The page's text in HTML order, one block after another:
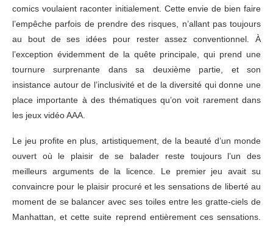
comics voulaient raconter initialement. Cette envie de bien faire
l’empêche parfois de prendre des risques, n’allant pas toujours
au bout de ses idées pour rester assez conventionnel. À
l’exception évidemment de la quête principale, qui prend une
tournure surprenante dans sa deuxième partie, et son
insistance autour de l’inclusivité et de la diversité qui donne une
place importante à des thématiques qu’on voit rarement dans
les jeux vidéo AAA.
Le jeu profite en plus, artistiquement, de la beauté d’un monde
ouvert où le plaisir de se balader reste toujours l’un des
meilleurs arguments de la licence. Le premier jeu avait su
convaincre pour le plaisir procuré et les sensations de liberté au
moment de se balancer avec ses toiles entre les gratte-ciels de
Manhattan, et cette suite reprend entièrement ces sensations.